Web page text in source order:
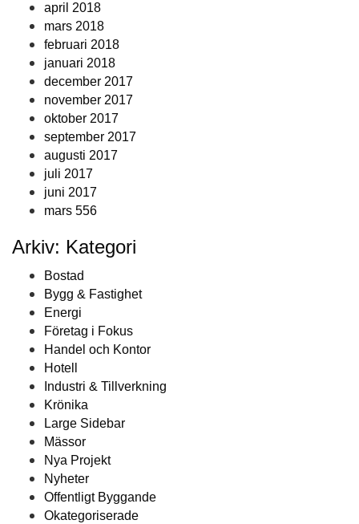
april 2018
mars 2018
februari 2018
januari 2018
december 2017
november 2017
oktober 2017
september 2017
augusti 2017
juli 2017
juni 2017
mars 556
Arkiv: Kategori
Bostad
Bygg & Fastighet
Energi
Företag i Fokus
Handel och Kontor
Hotell
Industri & Tillverkning
Krönika
Large Sidebar
Mässor
Nya Projekt
Nyheter
Offentligt Byggande
Okategoriserade